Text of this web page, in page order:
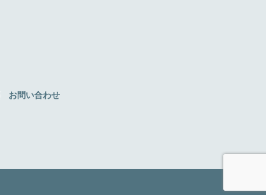
お問い合わせ